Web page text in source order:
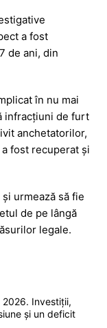
a fost
de ani, din
în nu mai
infracțiuni de furt
anchetatorilor,
fost recuperat și
urmează să fie
de pe lângă
legale.
Investiții,
și un deficit